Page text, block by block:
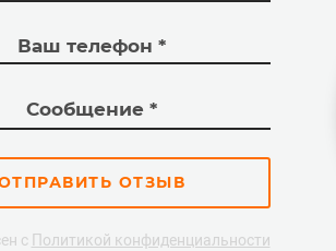
ОТЗЫВ
с Политикой конфиденциальности